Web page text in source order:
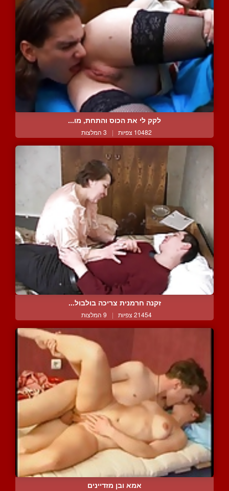
לקק לי את הכוס והתחת, מו...
10482 צפיות | 3 המלצות
זקנה חרמנית צריכה בולבול...
21454 צפיות | 9 המלצות
אמא ובן מזדיינים